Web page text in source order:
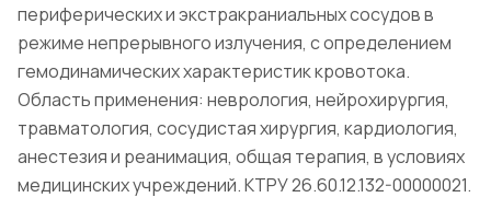
периферических и экстракраниальных сосудов в
режиме непрерывного излучения, с определением
гемодинамических характеристик кровотока.
Область применения: неврология, нейрохирургия,
травматология, сосудистая хирургия, кардиология,
анестезия и реанимация, общая терапия, в условиях
медицинских учреждений. КТРУ 26.60.12.132-00000021.